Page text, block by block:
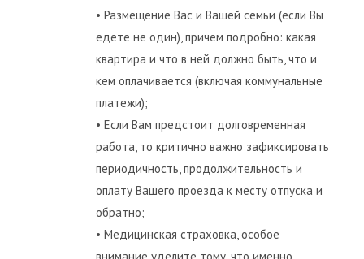
• Размещение Вас и Вашей семьи (если Вы
едете не один), причем подробно: какая
квартира и что в ней должно быть, что и
кем оплачивается (включая коммунальные
платежи);
• Если Вам предстоит долговременная
работа, то критично важно зафиксировать
периодичность, продолжительность и
оплату Вашего проезда к месту отпуска и
обратно;
• Медицинская страховка, особое